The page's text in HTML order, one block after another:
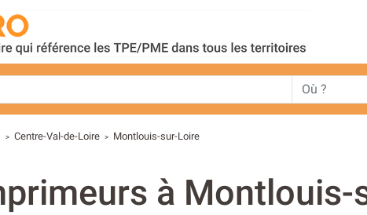
> Centre-Val-de-Loire > Montlouis-sur-Loire
à Montlouis-